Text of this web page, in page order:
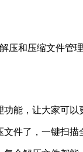
压和压缩文件管
能，让大家可以
件了，一键扫描